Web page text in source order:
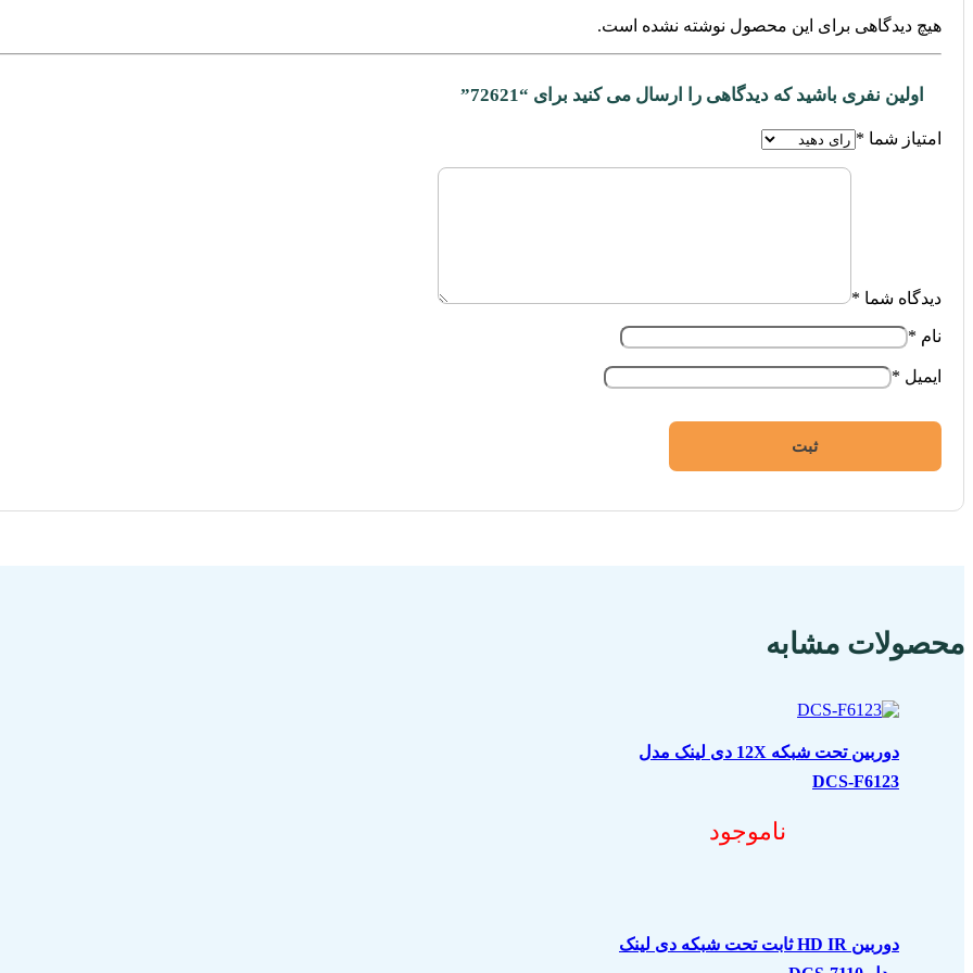
هیچ دیدگاهی برای این محصول نوشته نشده است.
اولین نفری باشید که دیدگاهی را ارسال می کنید برای “72621”
امتیاز شما *
دیدگاه شما *
نام *
ایمیل *
محصولات مشابه
دوربین تحت شبکه 12X دی لینک مدل
DCS-F6123
ناموجود
دوربین HD IR ثابت تحت شبکه دی لینک